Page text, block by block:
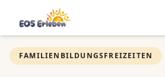
Zum Hauptinhalt springen
FAMILIENBILDUNGSFREIZEITEN